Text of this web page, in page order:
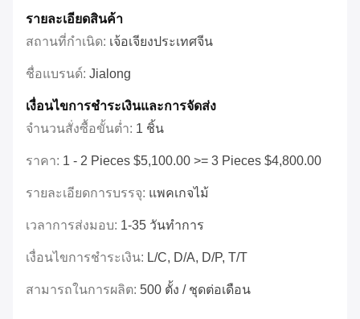
รายละเอียดสินค้า
สถานที่กำเนิด: เจ้อเจียงประเทศจีน
ชื่อแบรนด์: Jialong
เงื่อนไขการชําระเงินและการจัดส่ง
จำนวนสั่งซื้อขั้นต่ำ: 1 ชิ้น
ราคา: 1 - 2 Pieces $5,100.00 >= 3 Pieces $4,800.00
รายละเอียดการบรรจุ: แพคเกจไม้
เวลาการส่งมอบ: 1-35 วันทำการ
เงื่อนไขการชำระเงิน: L/C, D/A, D/P, T/T
สามารถในการผลิต: 500 ตั้ง / ชุดต่อเดือน